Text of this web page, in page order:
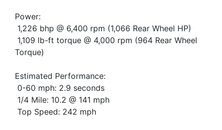
Power:
 1,226 bhp @ 6,400 rpm (1,066 Rear Wheel HP)
 1,109 lb-ft torque @ 4,000 rpm (964 Rear Wheel
Torque)
Estimated Performance:
 0-60 mph: 2.9 seconds
 1/4 Mile: 10.2 @ 141 mph
 Top Speed: 242 mph